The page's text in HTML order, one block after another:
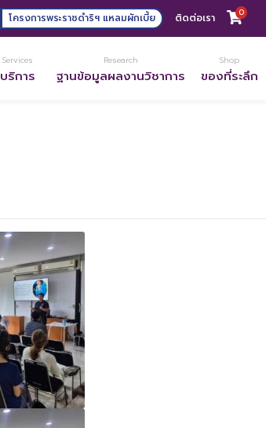
โครงการพระราชดำริฯ แหลมผักเบี้ย ติดต่อเรา 0
Services
บริการ
Research
ฐานข้อมูลผลงานวิชาการ
Shop
ของที่ระลึก